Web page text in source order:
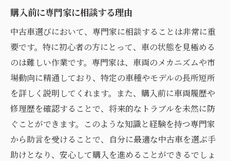
購入前に専門家に相談する理由
中古車選びにおいて、専門家に相談することは非常に重
要です。特に初心者の方にとって、車の状態を見極める
のは難しい作業です。専門家は、車両のメカニズムや市
場動向に精通しており、特定の車種やモデルの長所短所
を詳しく説明してくれます。また、購入前に車両履歴や
修理歴を確認することで、将来的なトラブルを未然に防
ぐことができます。このような知識と経験を持つ専門家
から助言を受けることで、自分に最適な中古車を選ぶ手
助けとなり、安心して購入を進めることができるでしょ